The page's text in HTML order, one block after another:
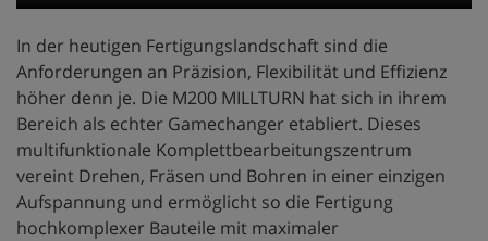
In der heutigen Fertigungslandschaft sind die
Anforderungen an Präzision, Flexibilität und Effizienz
höher denn je. Die M200 MILLTURN hat sich in ihrem
Bereich als echter Gamechanger etabliert. Dieses
multifunktionale Komplettbearbeitungszentrum
vereint Drehen, Fräsen und Bohren in einer einzigen
Aufspannung und ermöglicht so die Fertigung
hochkomplexer Bauteile mit maximaler